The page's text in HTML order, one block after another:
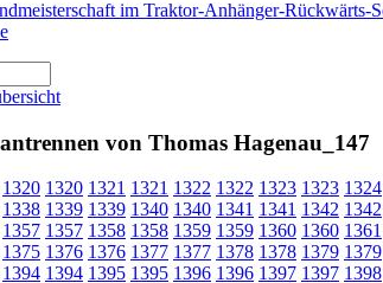
von Thomas Hagenau_147
1320 1320 1321 1321 1322 1322 1323 1323 1324
1338 1339 1339 1340 1340 1341 1341 1342 1342
1357 1357 1358 1358 1359 1359 1360 1360 1361
1375 1376 1376 1377 1377 1378 1378 1379 1379
1394 1394 1395 1395 1396 1396 1397 1397 1398